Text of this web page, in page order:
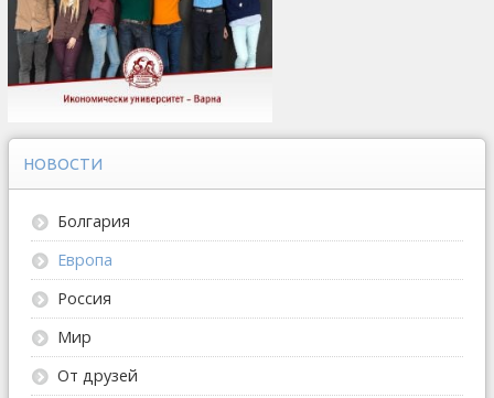
НОВОСТИ
Болгария
Европа
Россия
Мир
От друзей